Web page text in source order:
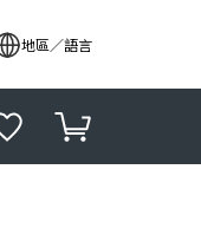
地區／語言